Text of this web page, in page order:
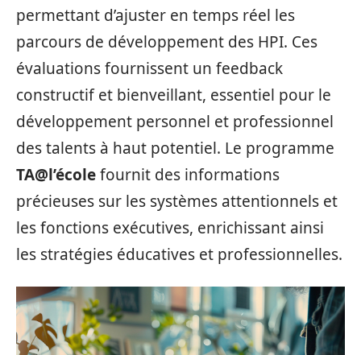
permettant d’ajuster en temps réel les
parcours de développement des HPI. Ces
évaluations fournissent un feedback
constructif et bienveillant, essentiel pour le
développement personnel et professionnel
des talents à haut potentiel. Le programme
TA@l’écolefournit des informations
précieuses sur les systèmes attentionnels et
les fonctions exécutives, enrichissant ainsi
les stratégies éducatives et professionnelles.